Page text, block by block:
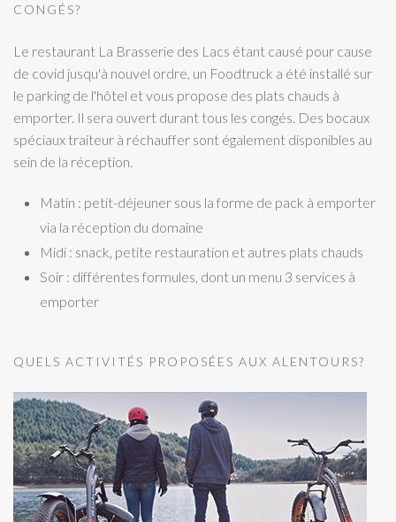
CONGÉS?
Le restaurant La Brasserie des Lacs étant causé pour cause
de covid jusqu'à nouvel ordre, un Foodtruck a été installé sur
le parking de l'hôtel et vous propose des plats chauds à
emporter. Il sera ouvert durant tous les congés. Des bocaux
spéciaux traiteur à réchauffer sont également disponibles au
sein de la réception.
Matin : petit-déjeuner sous la forme de pack à emporter
via la réception du domaine
Midi : snack, petite restauration et autres plats chauds
Soir : différentes formules, dont un menu 3 services à
emporter
QUELS ACTIVITÉS PROPOSÉES AUX ALENTOURS?